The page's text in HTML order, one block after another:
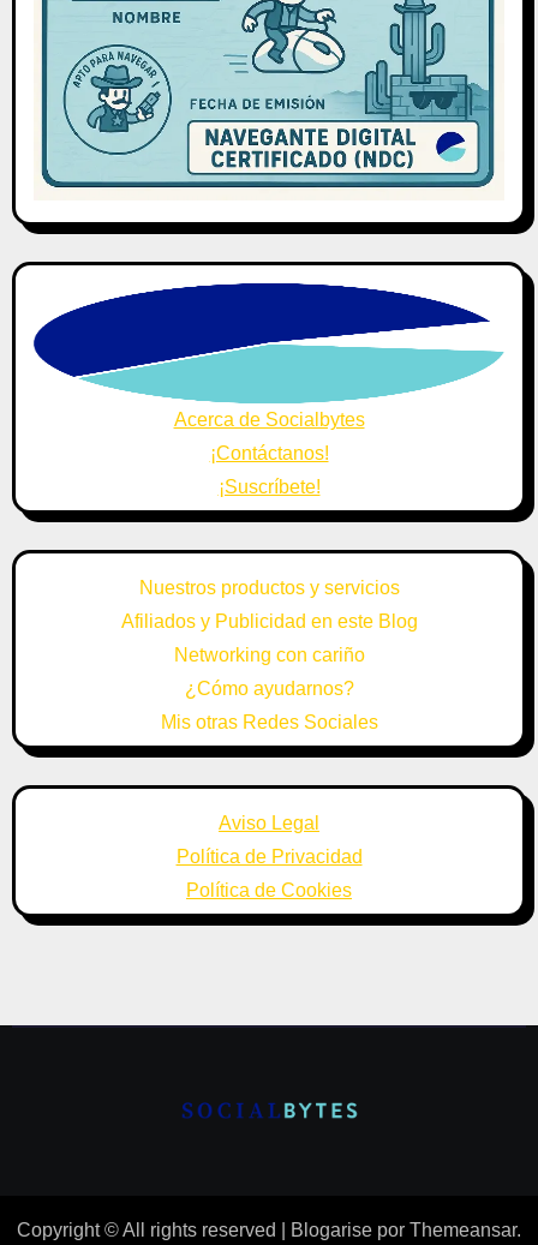
Acerca de Socialbytes
¡Contáctanos!
¡Suscríbete!
Nuestros productos y servicios
Afiliados y Publicidad en este Blog
Networking con cariño
¿Cómo ayudarnos?
Mis otras Redes Sociales
Aviso Legal
Política de Privacidad
Política de Cookies
Copyright © All rights reserved Blogarise por Themeansar.